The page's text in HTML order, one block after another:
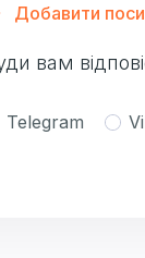
Добавити
вам
Telegram